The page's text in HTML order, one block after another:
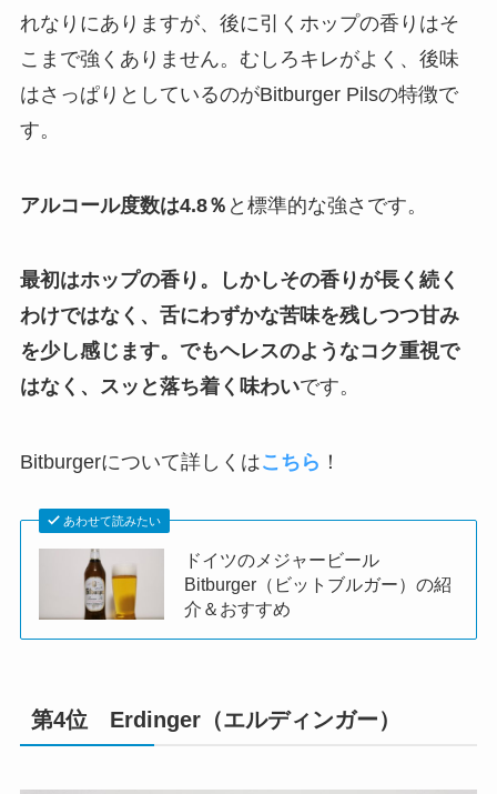
れなりにありますが、後に引くホップの香りはそ
こまで強くありません。むしろキレがよく、後味
はさっぱりとしているのがBitburger Pilsの特徴で
す。
アルコール度数は4.8％ と標準的な強さです。
最初はホップの香り。しかしその香りが長く続く
わけではなく、舌にわずかな苦味を残しつつ甘み
を少し感じます。でもヘレスのようなコク重視で
はなく、スッと落ち着く味わいです。
Bitburgerについて詳しくはこちら ！
あわせて読みたい
ドイツのメジャービール
Bitburger（ビットブルガー）の紹
介＆おすすめ
第4位 Erdinger（エルディンガー）